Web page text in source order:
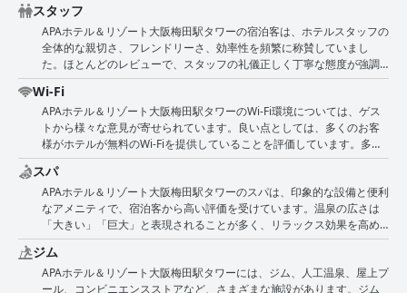
大阪梅田駅タワーとその周辺の食事の選択肢の便利さと多様さを高く
評価しています。ホテル内で食事をしたい場合でも、活気のある地元
の食シーンを探求したい場合でも、このホテルは大阪を訪れる食通に
とって確かな選択肢です。
高い人には窮屈に感じられる場合があります。一部の客室には自然光
が不足しており、暗い中庭や路地に面しているため、空間の認識に影
響を与える可能性があります。それでも、思慮深いデザインがあらゆ
るインチを最大限に活用し、快適な滞在を提供します。 宿泊客は、近
くのさまざまな飲食店で、梅田の活気ある周辺を楽しむこともできま
す。全体として、客室は欧米の基準と比較して小さいかもしれません
が、その機能性と清潔さは、優れたアメニティと相まって、アパホテ
ル＆リゾート大阪梅田駅タワーを大阪を探索する旅行者にとって信頼
できる選択肢にしています。
む、または床に向かって傾いていると述べています。マットレスが薄
い、またはへたっているという苦情もあり、快適さを損なっていま
す。枕については意見が分かれており、硬い、または不快なほど硬い
と感じる宿泊客もいます。さらに、ベッドが小さい、または標準サイ
ズではないと表現されることもあり、これは他の人と共有する宿泊客
にとっては特に問題でした。寝具やマットレスの交換または更新の必
要性についても言及されています。 これらの批判にもかかわらず、全
体的な意見としては快適さを重視する傾向があり、多くの宿泊客がベ
ッドを称賛し、ホテルでの睡眠を楽しんでいます。
ダンな設備が整っていると評価されています。一部の宿泊客は清掃ス
タッフがストレスを感じているようだと述べていますが、ハウスキー
ピングスタッフの徹底ぶりは特に賞賛されています。ホテルの新しさ
やモダンなデザインは、清潔で居心地の良い雰囲気をさらに高めてい
ます。客室はやや狭いですが、機能性と快適さを両立させる効率的な
作りになっています。さらに、大浴場とスパエリアはその清潔さと広
さが評価されており、快適な滞在に貢献しています。全体として、ホ
テルの清潔さとゲストの快適さへのこだわりは明らかであり、旅行者
にとって強くお勧めの選択肢となっています。
スタッフ
APAホテル＆リゾート大阪梅田駅タワーの宿泊客は、ホテルスタッフの
全体的な親切さ、フレンドリーさ、効率性を頻繁に称賛していまし
た。ほとんどのレビューで、スタッフの礼儀正しく丁寧な態度が強調
されており、迅速かつ効果的にゲストを支援する意欲が指摘されてい
ます。何人かのゲストは、スタッフが勤勉で協力的であり、快適な滞
在を確実にするためにしばしば尽力していることに感謝していまし
た。 レビューの共通テーマは、スタッフの英語能力であり、特に海外
からの訪問者に高く評価されていました。スタッフは歓迎的で感じが
良いとよく言及され、いくつかのレビューでは特に英語での支援能力
が強調されていました。チェックインプロセスも頻繁に言及されてお
り、多くのゲストはセルフチェックインシステムがスムーズであると
感じていましたが、スタッフの支援が必要になる場合もあり、通常は
迅速かつ компетентно に提供されていました。 フィードバックの大
部分は肯定的でしたが、いくつかのレビューでは、特にスタッフの英
語を話す能力や地元の情報に関する支援能力に関して、サービスのレ
ベルに一貫性がないことが指摘されていました。一部のゲストは、特
Wi-Fi
APAホテル＆リゾート大阪梅田駅タワーのWi-Fi環境については、ゲス
トから様々な意見が寄せられています。良い点としては、多くのお客
様がホテルが無料のWi-Fiを提供していることを評価しています。多く
のレビューで、Wi-Fiが高速で信頼性が高く、特にChromecastを搭載
した大型スマートテレビでのストリーミングサービスに最適であると
強調されています。客室内でのWi-Fiの使いやすさも注目されており、
テレビを通して簡単に設定でき、シームレスなストリーミングが可能
です。 しかし、いくつかの欠点もあります。Wi-Fiは客室では非常にう
まく機能するものの、ロビーや朝食会場などの公共エリアにはないよ
うです。接続が頻繁に途切れたり、特定の時間帯、特に夕方や夜間に
速度が遅くなったりするという報告もいくつかあります。Wi-Fiへの接
スパ
APAホテル＆リゾート大阪梅田駅タワーのスパは、印象的な設備と便利
なアメニティで、宿泊客から高い評価を受けています。温泉の広さは
「大きい」「巨大」と表現されることが多く、リラックス効果を高め
ていると評価されています。日本の風呂は特に爽快であるとされ、一
日の終わりにリラックスするのに最適な場所です。温泉施設そのもの
が素晴らしいと考えられており、ホテル滞在の価値を大きく高めてい
ます。建物内にローソンがあることで、必需品へのアクセスが容易に
ジム
APAホテル＆リゾート大阪梅田駅タワーには、ジム、人工温泉、屋上プ
ール、コンビニエンスストアなど、さまざまな施設があります。ジム